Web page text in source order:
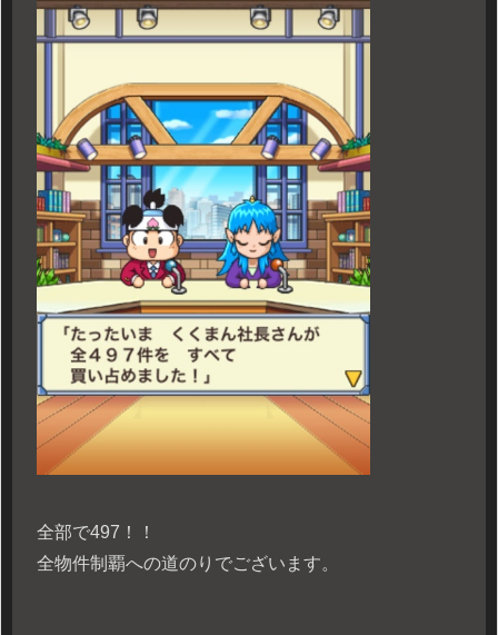
全部で497！！
全物件制覇への道のりでございます。